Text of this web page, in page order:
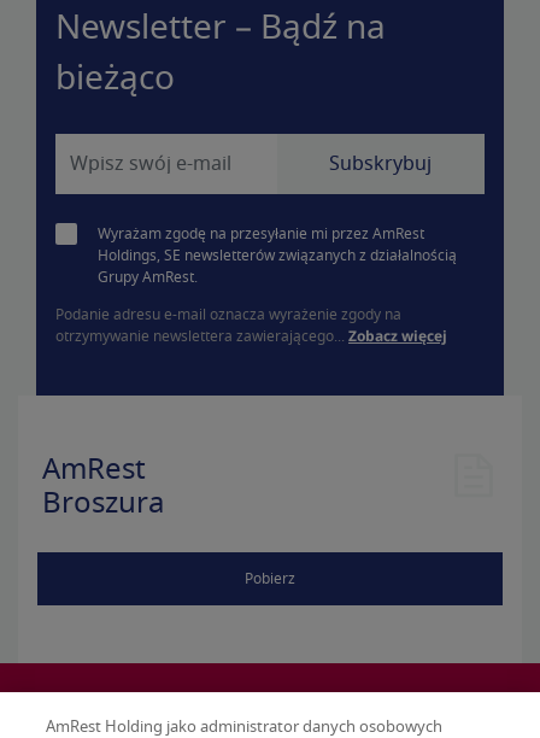
Newsletter – Bądź na
bieżąco
Wyrażam zgodę na przesyłanie mi przez AmRest
Holdings, SE newsletterów związanych z działalnością
Grupy AmRest.
Podanie adresu e-mail oznacza wyrażenie zgody na
otrzymywanie newslettera zawierającego... Zobacz więcej
AmRest
Broszura
Pobierz
AmRest Holding jako administrator danych osobowych